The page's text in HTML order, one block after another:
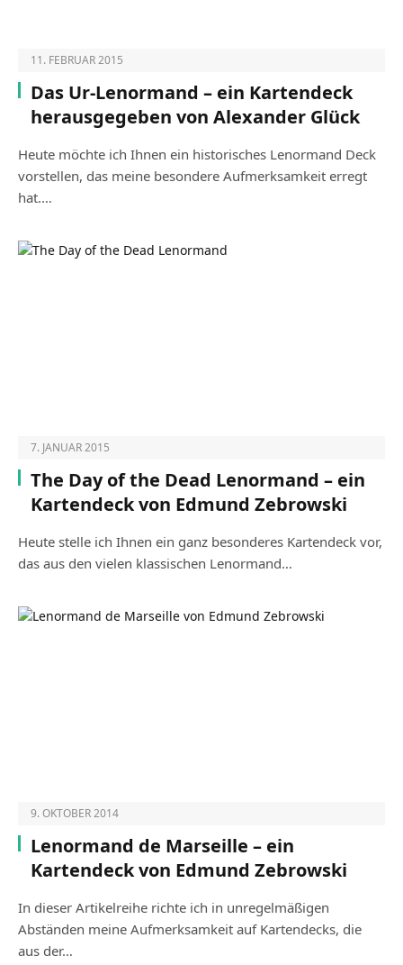
11. FEBRUAR 2015
Das Ur-Lenormand – ein Kartendeck
herausgegeben von Alexander Glück
Heute möchte ich Ihnen ein historisches Lenormand Deck
vorstellen, das meine besondere Aufmerksamkeit erregt
hat.…
7. JANUAR 2015
The Day of the Dead Lenormand – ein
Kartendeck von Edmund Zebrowski
Heute stelle ich Ihnen ein ganz besonderes Kartendeck vor,
das aus den vielen klassischen Lenormand…
9. OKTOBER 2014
Lenormand de Marseille – ein
Kartendeck von Edmund Zebrowski
In dieser Artikelreihe richte ich in unregelmäßigen
Abständen meine Aufmerksamkeit auf Kartendecks, die
aus der…